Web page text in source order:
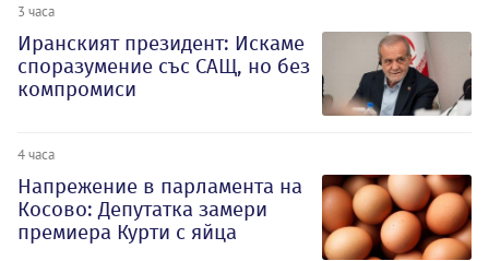
3 часа
Иранският президент: Искаме
споразумение със САЩ, но без
компромиси
4 часа
Напрежение в парламента на
Косово: Депутатка замери
премиера Курти с яйца